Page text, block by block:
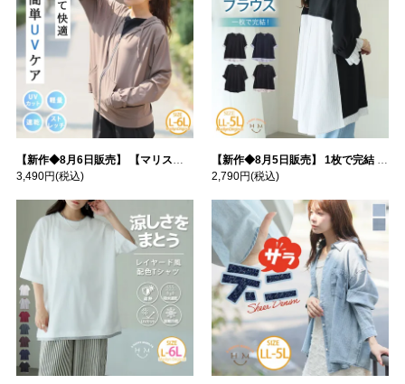
【新作◆8月6日販売】 【マリスポーツ】 運動初心者さんのための フード付き パーカー | 大きいサイズの通販ならハッピーマリリン
3,490円(税込)
【新作◆8月5日販売】 1枚で完結 袖口＆バック フハク使い トップス | 大きいサイズの通販ならハッピーマリリン
2,790円(税込)